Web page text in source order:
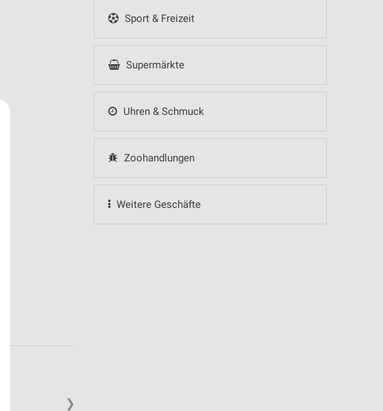
Sport & Freizeit
Supermärkte
Uhren & Schmuck
Zoohandlungen
Weitere Geschäfte
❯